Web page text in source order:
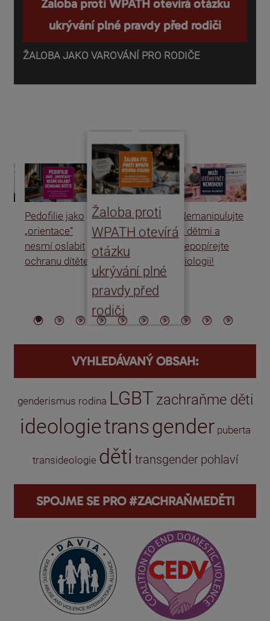
Žaloba proti WPATH otevírá otázku
ukrývání plné pravdy před rodiči
ŽALOBA JAKO VAROVÁNÍ PRO RODIČE
Pedofilie jako
„orientace“
nesmí oslabit
ochranu dítěte
Žaloba proti
WPATH otevírá
otázku
ukrývání plné
pravdy před
rodiči
Nemanipulujte
s dětmi a
nepopírejte
biologii!
VYHLEDÁVANÝ OBSAH:
genderismus rodina LGBT zachraňme děti
ideologietransgender puberta
transideologie děti transgender pohlaví
SPOJME SE PRO #ZACHRAŇMEDĚTI